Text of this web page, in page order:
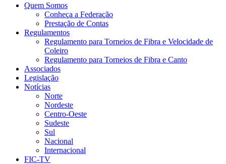
Site da Federação Internacional dos Criadores de Pássaros
Quem Somos
Conheça a Federação
Prestação de Contas
Regulamentos
Regulamento para Torneios de Fibra e Velocidade de
Coleiro
Regulamento para Torneios de Fibra e Canto
Associados
Legislação
Notícias
Norte
Nordeste
Centro-Oeste
Sudeste
Sul
Nacional
Internacional
FIC-TV